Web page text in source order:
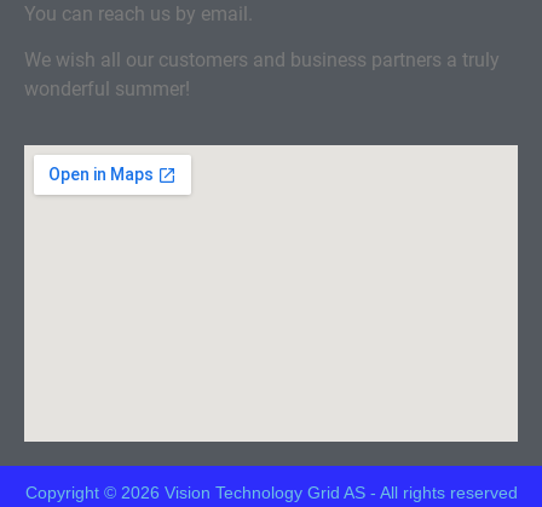
You can reach us by email.
We wish all our customers and business partners a truly
wonderful summer!
Copyright © 2026 Vision Technology Grid AS - All rights reserved